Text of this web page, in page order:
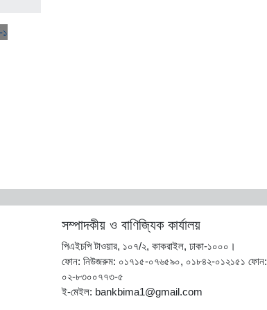
সম্পাদকীয় ও বাণিজ্যিক কার্যালয়
পিএইচপি টাওয়ার, ১০৭/২, কাকরাইল, ঢাকা-১০০০।
ফোন: নিউজরুম: ০১৭১৫-০৭৬৫৯০, ০১৮৪২-০১২১৫১ ফোন:
০২-৮৩০০৭৭৩-৫
ই-মেইল: bankbima1@gmail.com